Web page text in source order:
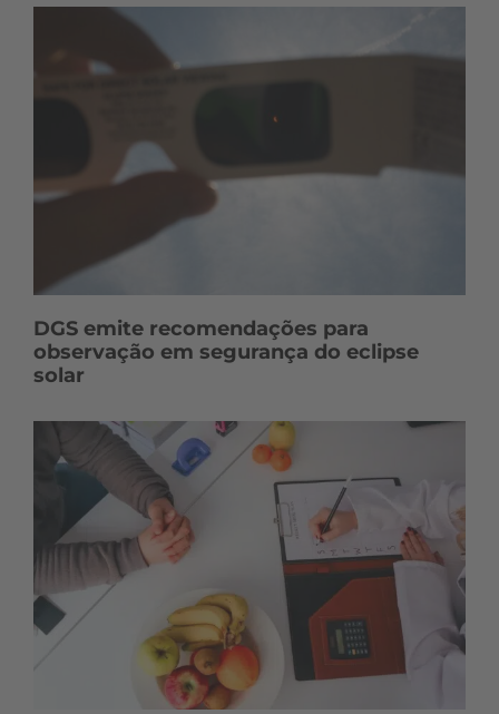
DGS emite recomendações para
observação em segurança do eclipse
solar